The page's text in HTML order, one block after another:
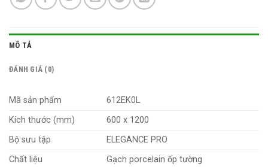
MÔ TẢ
ĐÁNH GIÁ (0)
Mã sản phẩm
612EK0L
Kích thước (mm)
600 x 1200
Bộ sưu tập
ELEGANCE PRO
Chất liệu
Gạch porcelain ốp tường